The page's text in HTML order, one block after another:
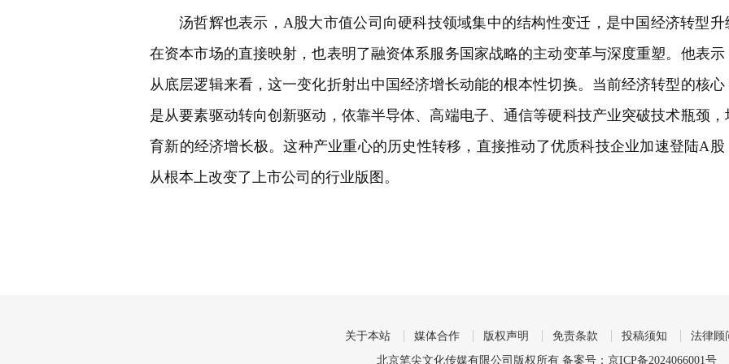
汤哲辉也表示，A股大市值公司向硬科技领域集中的结构性变迁，是中国经济转型升
在资本市场的直接映射，也表明了融资体系服务国家战略的主动变革与深度重塑。他表示
从底层逻辑来看，这一变化折射出中国经济增长动能的根本性切换。当前经济转型的核心
是从要素驱动转向创新驱动，依靠半导体、高端电子、通信等硬科技产业突破技术瓶颈，
育新的经济增长极。这种产业重心的历史性转移，直接推动了优质科技企业加速登陆A股
从根本上改变了上市公司的行业版图。
关于本站 媒体合作 版权声明 免责条款 投稿须知
法律顾
北京笔尖文化传媒有限公司版权所有 备案号： 京ICP备2024066001号